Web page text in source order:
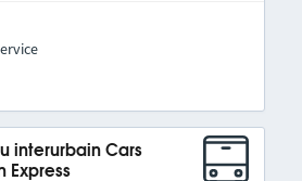
interurbain Cars
Express